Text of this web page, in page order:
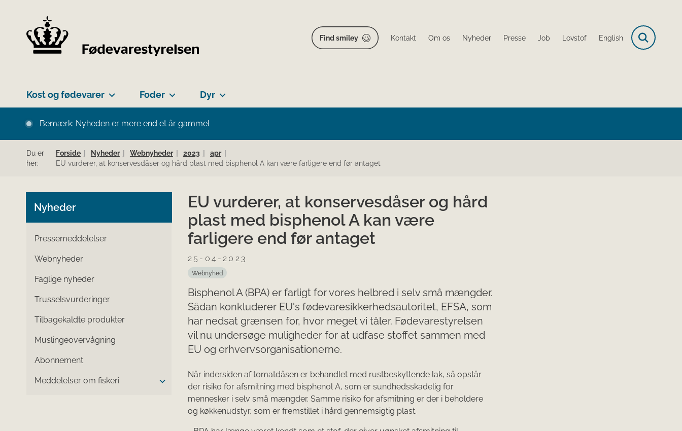
Find smiley Kontakt Om os Nyheder Presse Job Lovstof English
Kost og fødevarer Foder Dyr
Bemærk: Nyheden er mere end et år gammel
Du er
her:
Forside Nyheder Webnyheder 2023
apr
EU vurderer, at konservesdåser og hård plast med bisphenol A kan være farligere end før antaget
Nyheder
Pressemeddelelser
Webnyheder
Faglige nyheder
Trusselsvurderinger
Tilbagekaldte produkter
Muslingeovervågning
Abonnement
Meddelelser om fiskeri
EU vurderer, at konservesdåser og hård
plast med bisphenol A kan være
farligere end før antaget
25-04-2023
Webnyhed
Bisphenol A (BPA) er farligt for vores helbred i selv små mængder.
Sådan konkluderer EU's fødevaresikkerhedsautoritet, EFSA, som
har nedsat grænsen for, hvor meget vi tåler. Fødevarestyrelsen
vil nu undersøge muligheder for at udfase stoffet sammen med
EU og erhvervsorganisationerne.
​​​​Når indersiden af tomatdåsen er behandlet med rustbeskyttende lak, så opstår
der risiko for afsmitning med bisphenol A, som er sundhedsskadelig for
mennesker i selv små mængder. Samme risiko for afsmitning er der i beholdere
og køkkenudstyr, som er fremstillet i hård gennemsigtig plast.